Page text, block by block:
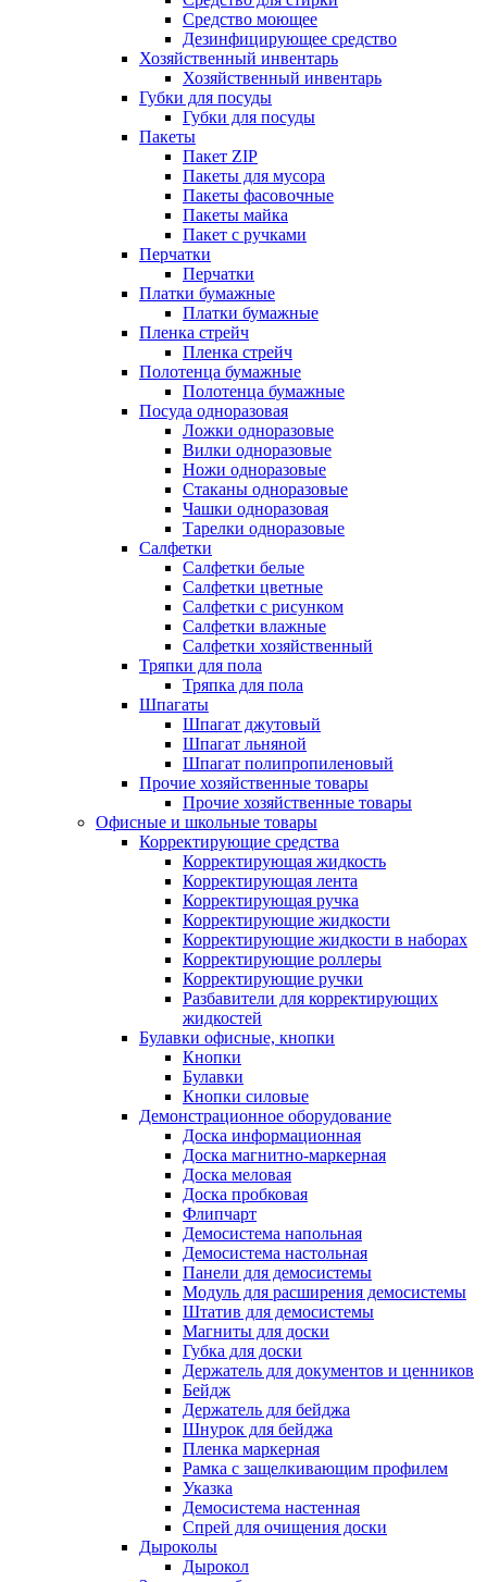
Средство моющее
Дезинфицирующее средство
Хозяйственный инвентарь
Хозяйственный инвентарь
Губки для посуды
Губки для посуды
Пакеты
Пакет ZIP
Пакеты для мусора
Пакеты фасовочные
Пакеты майка
Пакет с ручками
Перчатки
Перчатки
Платки бумажные
Платки бумажные
Пленка стрейч
Пленка стрейч
Полотенца бумажные
Полотенца бумажные
Посуда одноразовая
Ложки одноразовые
Вилки одноразовые
Ножи одноразовые
Стаканы одноразовые
Чашки одноразовая
Тарелки одноразовые
Салфетки
Салфетки белые
Салфетки цветные
Салфетки с рисунком
Салфетки влажные
Салфетки хозяйственный
Тряпки для пола
Тряпка для пола
Шпагаты
Шпагат джутовый
Шпагат льняной
Шпагат полипропиленовый
Прочие хозяйственные товары
Прочие хозяйственные товары
Офисные и школьные товары
Корректирующие средства
Корректирующая жидкость
Корректирующая лента
Корректирующая ручка
Корректирующие жидкости
Корректирующие жидкости в наборах
Корректирующие роллеры
Корректирующие ручки
Разбавители для корректирующих
жидкостей
Булавки офисные, кнопки
Кнопки
Булавки
Кнопки силовые
Демонстрационное оборудование
Доска информационная
Доска магнитно-маркерная
Доска меловая
Доска пробковая
Флипчарт
Демосистема напольная
Демосистема настольная
Панели для демосистемы
Модуль для расширения демосистемы
Штатив для демосистемы
Магниты для доски
Губка для доски
Держатель для документов и ценников
Бейдж
Держатель для бейджа
Шнурок для бейджа
Пленка маркерная
Рамка с защелкивающим профилем
Указка
Демосистема настенная
Спрей для очищения доски
Дыроколы
Дырокол